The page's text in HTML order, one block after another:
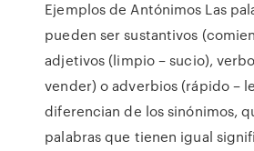
Ejemplos de Antónimos Las
pueden ser sustantivos
adjetivos (limpio – sucio),
vender) o adverbios (rápido –
diferencian de los sinónimos,
palabras que tienen igual